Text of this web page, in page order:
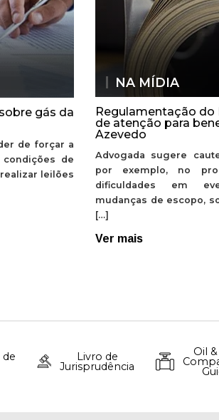
gás da
de forçar a
de
leilões
NA MÍDIA
Regulamentação
de atenção para
Azevedo
Advogada sugere
por exemplo, no
dificuldades em
mudanças de escopo,
[…]
Ver mais
de Livro de
Jurisprudência
Oil